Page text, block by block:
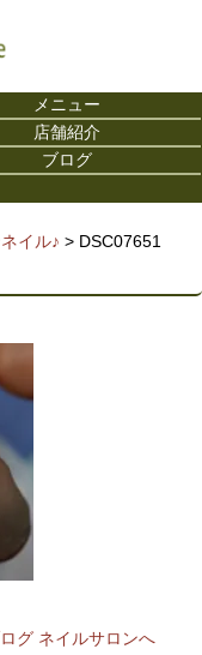
メニュー
店舗紹介
ブログ
イル♪ > DSC07651